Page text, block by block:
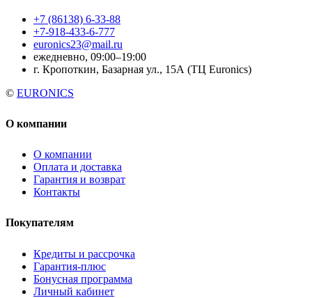
+7 (86138) 6-33-88
+7-918-433-6-777
euronics23@mail.ru
ежедневно, 09:00–19:00
г. Кропоткин, Базарная ул., 15А (ТЦ Euronics)
© EURONICS
О компании
О компании
Оплата и доставка
Гарантия и возврат
Контакты
Покупателям
Кредиты и рассрочка
Гарантия-плюс
Бонусная программа
Личный кабинет